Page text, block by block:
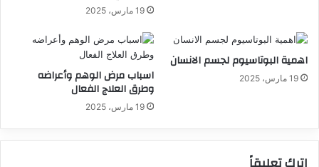
19 مارس، 2025
اهمية البوتاسيوم لجسم الانسان
19 مارس، 2025 اسباب مرض الوهم وأعراضه
وطرق العلاج الفعال
19 مارس، 2025